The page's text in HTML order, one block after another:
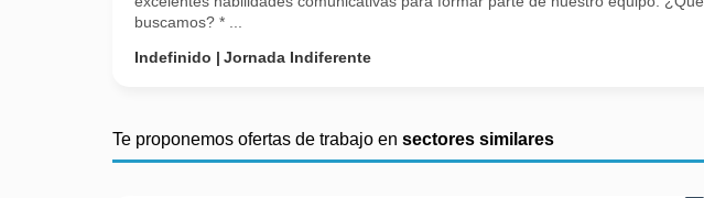
buscamos? * ...
Indefinido
Jornada Indiferente
Te proponemos ofertas de trabajo en sectores similares